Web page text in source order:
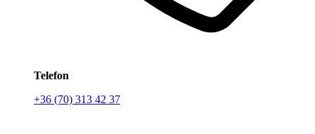
Telefon
+36 (70) 313 42 37